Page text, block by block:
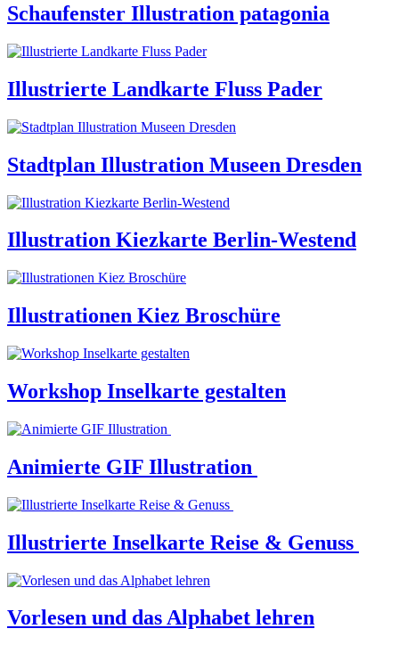
Schaufenster Illustration patagonia
Illustrierte Landkarte Fluss Pader
Stadtplan Illustration Museen Dresden
Illustration Kiezkarte Berlin-Westend
Illustrationen Kiez Broschüre
Workshop Inselkarte gestalten
Animierte GIF Illustration
Illustrierte Inselkarte Reise & Genuss
Vorlesen und das Alphabet lehren